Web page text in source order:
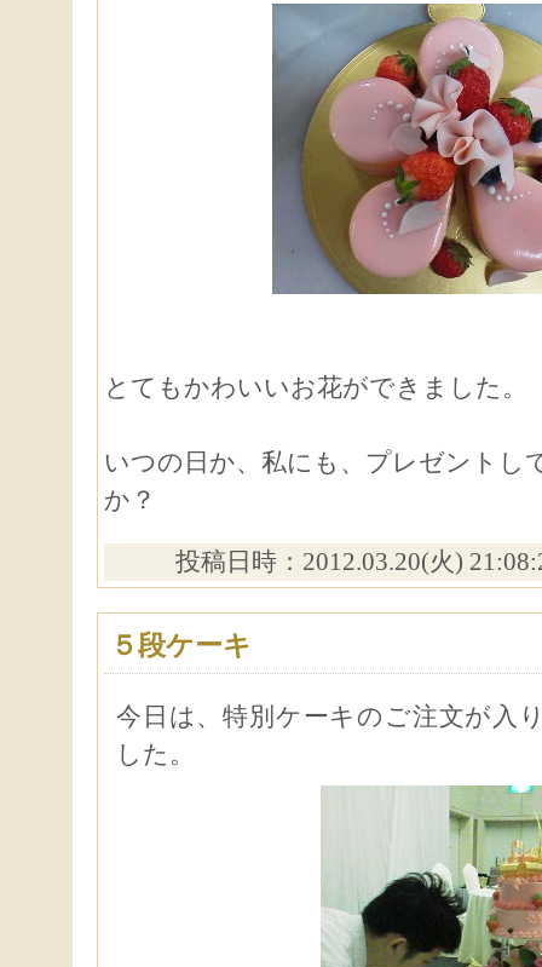
とてもかわいいお花ができました。
いつの日か、私にも、プレゼントし
か？
投稿日時：2012.03.20(火)
５段ケーキ
今日は、特別ケーキのご注文が入
した。